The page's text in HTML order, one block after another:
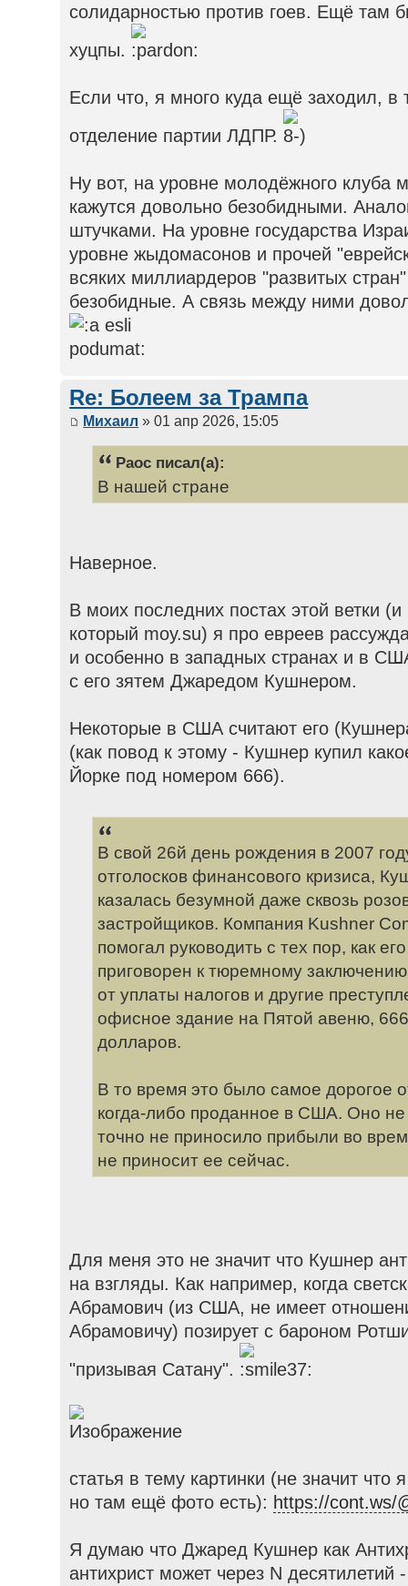
солидарностью против гоев. Ещё там
хуцпы.
Если что, я много куда ещё заходил,
отделение партии ЛДПР.
Ну вот, на уровне молодёжного клуба
кажутся довольно безобидными.
штучками. На уровне государства
уровне жыдомасонов и прочей
всяких миллиардеров "развитых
безобидные. А связь между ними
Re: Болеем за Трампа
Михаил » 01 апр 2026, 15:05
Раос писал(а):
В нашей стране
Наверное.
В моих последних постах этой ветки
который moy.su) я про евреев
и особенно в западных странах и в
с его зятем Джаредом Кушнером.
Некоторые в США считают его
(как повод к этому - Кушнер купил
Йорке под номером 666).
В свой 26й день рождения в 2007
отголосков финансового кризиса,
казалась безумной даже сквозь
застройщиков. Компания Kushner
помогал руководить с тех пор, как
приговорен к тюремному
от уплаты налогов и другие
офисное здание на Пятой авеню,
долларов.
В то время это было самое дорогое
когда-либо проданное в США. Оно
точно не приносило прибыли во
не приносит ее сейчас.
Для меня это не значит что Кушнер
на взгляды. Как например, когда
Абрамович (из США, не имеет
Абрамовичу) позирует с бароном
"призывая Сатану".
статья в тему картинки (не значит что
но там ещё фото есть): https://cont.ws/
Я думаю что Джаред Кушнер как
антихрист может через N